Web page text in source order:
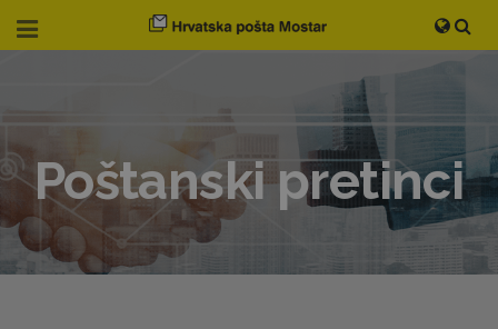
Poštanski pretinci